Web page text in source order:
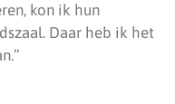
kon ik hun
Daar heb ik het